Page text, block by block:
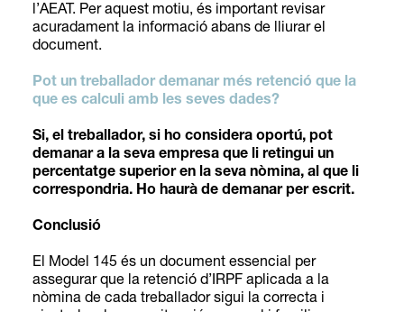
l’AEAT. Per aquest motiu, és important revisar
acuradament la informació abans de lliurar el
document.
Pot un treballador demanar més retenció que la
que es calculi amb les seves dades?
Si, el treballador, si ho considera oportú, pot
demanar a la seva empresa que li retingui un
percentatge superior en la seva nòmina, al que li
correspondria. Ho haurà de demanar per escrit.
Conclusió
El Model 145 és un document essencial per
assegurar que la retenció d’IRPF aplicada a la
nòmina de cada treballador sigui la correcta i